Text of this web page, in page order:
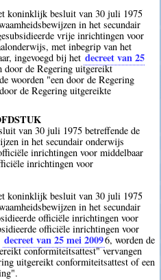
koninklijk besluit van 30 juli 1975
in het secundair
vrije inrichtingen voor
met inbegrip van het
ingevoegd bij het decreet van 25
door de Regering uitgereikt
woorden "een door de Regering
de Regering uitgereikte
van 30 juli 1975 betreffende de
in het secundair onderwijs
inrichtingen voor middelbaar
inrichtingen voor
koninklijk besluit van 30 juli 1975
in het secundair
officiële inrichtingen voor
officiële inrichtingen voor
decreet van 25 mei 20096, worden de
conformiteitsattest" vervangen
uitgereikt conformiteitsattest of een